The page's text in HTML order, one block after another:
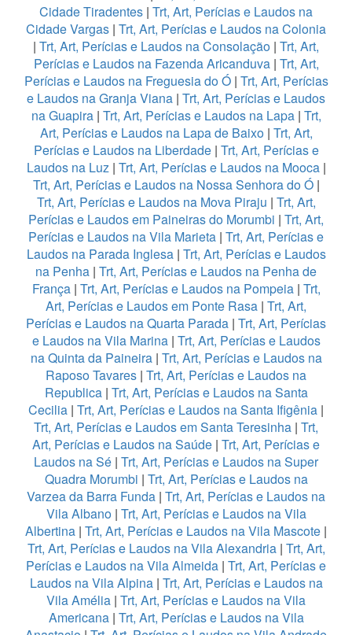
Cidade Tiradentes | Trt, Art, Perícias e Laudos na
Cidade Vargas | Trt, Art, Perícias e Laudos na Colonia
| Trt, Art, Perícias e Laudos na Consolação | Trt, Art,
Perícias e Laudos na Fazenda Aricanduva| Trt, Art,
Perícias e Laudos na Freguesia do Ó| Trt, Art, Perícias
e Laudos na Granja Viana | Trt, Art, Perícias e Laudos
na Guapira| Trt, Art, Perícias e Laudos na Lapa| Trt,
Art, Perícias e Laudos na Lapa de Baixo | Trt, Art,
Perícias e Laudos na Liberdade | Trt, Art, Perícias e
Laudos na Luz| Trt, Art, Perícias e Laudos na Mooca|
Trt, Art, Perícias e Laudos na Nossa Senhora do Ó|
Trt, Art, Perícias e Laudos na Mova Piraju | Trt, Art,
Perícias e Laudos em Paineiras do Morumbi | Trt, Art,
Perícias e Laudos na Vila Marieta | Trt, Art, Perícias e
Laudos na Parada Inglesa | Trt, Art, Perícias e Laudos
na Penha | Trt, Art, Perícias e Laudos na Penha de
França | Trt, Art, Perícias e Laudos na Pompeia| Trt,
Art, Perícias e Laudos em Ponte Rasa | Trt, Art,
Perícias e Laudos na Quarta Parada | Trt, Art, Perícias
e Laudos na Vila Marina| Trt, Art, Perícias e Laudos
na Quinta da Paineira| Trt, Art, Perícias e Laudos na
Raposo Tavares | Trt, Art, Perícias e Laudos na
Republica| Trt, Art, Perícias e Laudos na Santa
Cecilia | Trt, Art, Perícias e Laudos na Santa Ifigênia |
Trt, Art, Perícias e Laudos em Santa Teresinha | Trt,
Art, Perícias e Laudos na Saúde | Trt, Art, Perícias e
Laudos na Sé | Trt, Art, Perícias e Laudos na Super
Quadra Morumbi | Trt, Art, Perícias e Laudos na
Varzea da Barra Funda | Trt, Art, Perícias e Laudos na
Vila Albano| Trt, Art, Perícias e Laudos na Vila
Albertina | Trt, Art, Perícias e Laudos na Vila Mascote |
Trt, Art, Perícias e Laudos na Vila Alexandria| Trt, Art,
Perícias e Laudos na Vila Almeida | Trt, Art, Perícias e
Laudos na Vila Alpina | Trt, Art, Perícias e Laudos na
Vila Amélia | Trt, Art, Perícias e Laudos na Vila
Americana| Trt, Art, Perícias e Laudos na Vila